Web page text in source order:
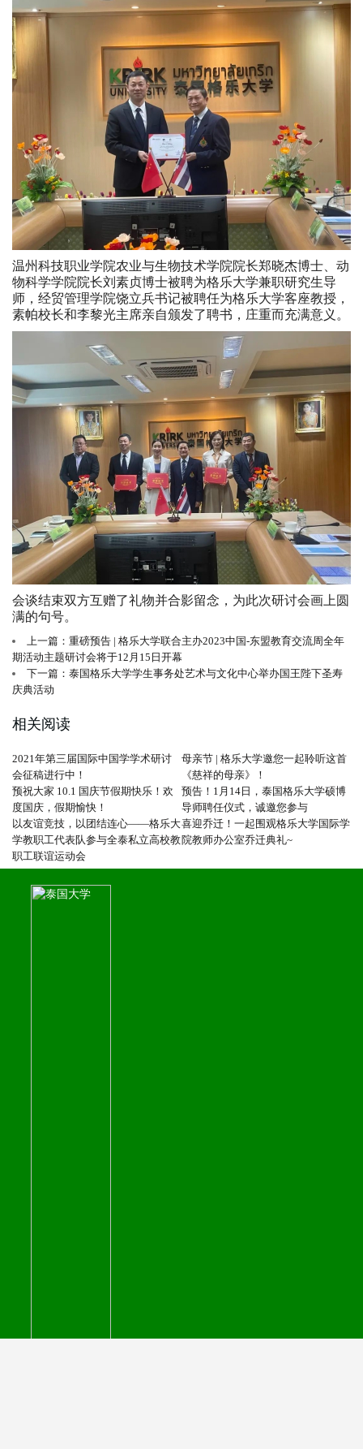
温州科技职业学院农业与生物技术学院院长郑晓杰博士、动
物科学学院院长刘素贞博士被聘为格乐大学兼职研究生导
师，经贸管理学院饶立兵书记被聘任为格乐大学客座教授，
素帕校长和李黎光主席亲自颁发了聘书，庄重而充满意义。
会谈结束双方互赠了礼物并合影留念，为此次研讨会画上圆
满的句号。
上一篇：重磅预告 | 格乐大学联合主办2023中国-东盟教育交流周全年
期活动主题研讨会将于12月15日开幕
下一篇：泰国格乐大学学生事务处艺术与文化中心举办国王陛下圣寿
庆典活动
相关阅读
2021年第三届国际中国学学术研讨
会征稿进行中！
母亲节 | 格乐大学邀您一起聆听这首
《慈祥的母亲》！
预祝大家 10.1 国庆节假期快乐！欢
度国庆，假期愉快！
预告！1月14日，泰国格乐大学硕博
导师聘任仪式，诚邀您参与
以友谊竞技，以团结连心——格乐大
学教职工代表队参与全泰私立高校教
职工联谊运动会
喜迎乔迁！一起围观格乐大学国际学
院教师办公室乔迁典礼~